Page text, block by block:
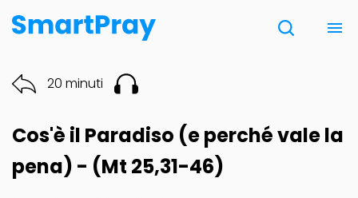
Chi siamo
Contatti
Donazione
20 minuti
Cos'è il Paradiso (e perché vale la
pena) - (Mt 25,31-46)